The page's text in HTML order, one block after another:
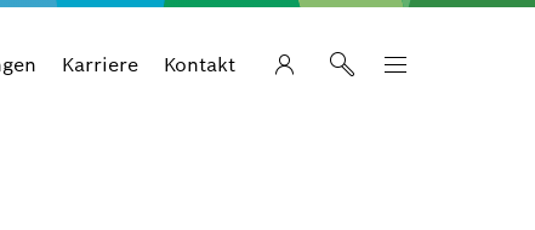
Karriere Kontakt